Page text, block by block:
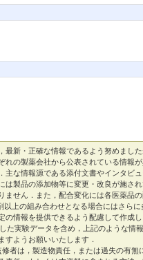
最新・正確な情報であるよう努めまし
れの製薬会社から公表されている情報
主な情報源である添付文書やインタビ
は製品の添加物等に変更・改良が施さ
ません．また，配合変化には各医薬品
上の組み合わせとなる場合にはさらに
の情報を提供できるよう配慮して作成
た実験データを含め，上記のような情
すようお願いいたします．
者は，製造物責任，または過失の有無